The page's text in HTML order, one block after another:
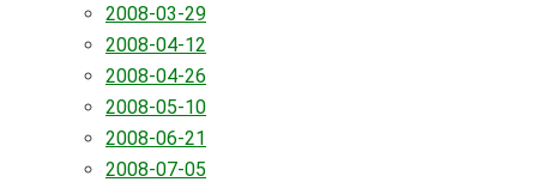
2008-03-29
2008-04-12
2008-04-26
2008-05-10
2008-06-21
2008-07-05